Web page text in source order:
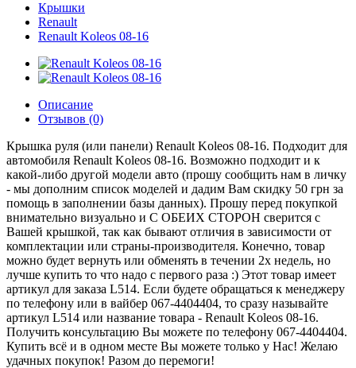
Крышки
Renault
Renault Koleos 08-16
Описание
Отзывов (0)
Крышка руля (или панели) Renault Koleos 08-16. Подходит для
автомобиля Renault Koleos 08-16. Возможно подходит и к
какой-либо другой модели авто (прошу сообщить нам в личку
- мы дополним список моделей и дадим Вам скидку 50 грн за
помощь в заполнении базы данных). Прошу перед покупкой
внимательно визуально и С ОБЕИХ СТОРОН сверится с
Вашей крышкой, так как бывают отличия в зависимости от
комплектации или страны-производителя. Конечно, товар
можно будет вернуть или обменять в течении 2х недель, но
лучше купить то что надо с первого раза :) Этот товар имеет
артикул для заказа L514. Если будете обращаться к менеджеру
по телефону или в вайбер 067-4404404, то сразу называйте
артикул L514 или название товара - Renault Koleos 08-16.
Получить консультацию Вы можете по телефону 067-4404404.
Купить всё и в одном месте Вы можете только у Нас! Желаю
удачных покупок! Разом до перемоги!